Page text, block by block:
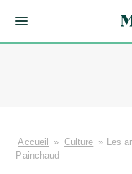
Accueil » Culture » Les
Painchaud